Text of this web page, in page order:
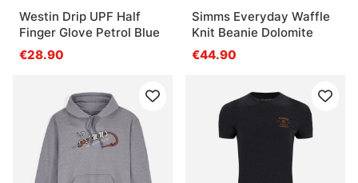
Westin Drip UPF Half
Finger Glove Petrol Blue
€28.90
Simms Everyday Waffle
Knit Beanie Dolomite
€44.90